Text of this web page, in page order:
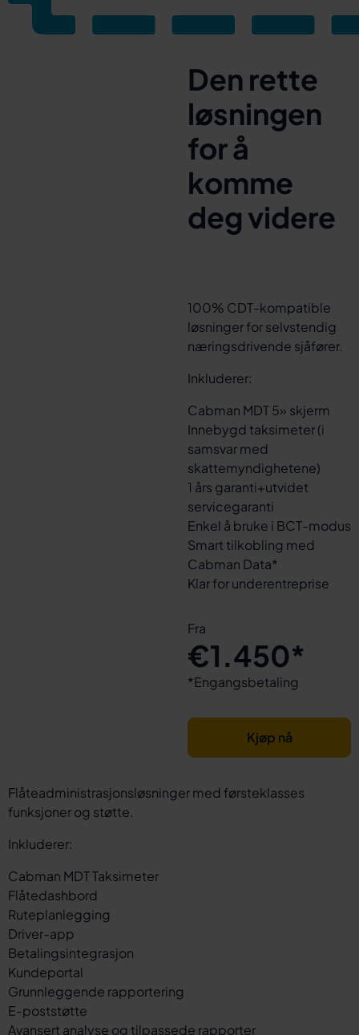
Den rette
løsningen
for å
komme
deg videre
100% CDT-kompatible
løsninger for selvstendig
næringsdrivende sjåfører.
Inkluderer:
Cabman MDT 5» skjerm
Innebygd taksimeter (i
samsvar med
skattemyndighetene)
1 års garanti+utvidet
servicegaranti
Enkel å bruke i BCT-modus
Smart tilkobling med
Cabman Data*
Klar for underentreprise
Fra
€1.450*
*Engangsbetaling
Kjøp nå
Flåteadministrasjonsløsninger med førsteklasses
funksjoner og støtte.
Inkluderer:
Cabman MDT Taksimeter
Flåtedashbord
Ruteplanlegging
Driver-app
Betalingsintegrasjon
Kundeportal
Grunnleggende rapportering
E-poststøtte
Avansert analyse og tilpassede rapporter